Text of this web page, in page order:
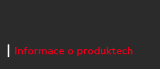
Informace o produktech